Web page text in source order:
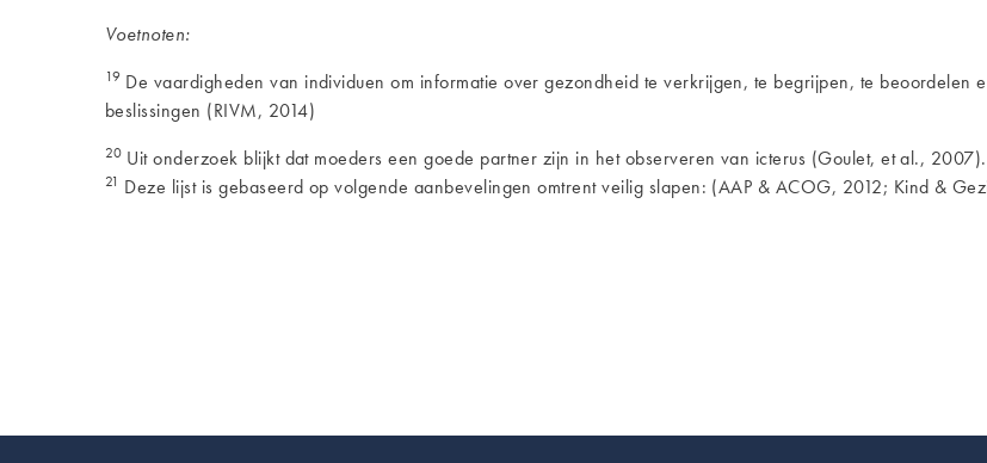
Voetnoten:
19 De vaardigheden van individuen om informatie over gezondheid te verkrijgen, te begrijpen, te beoordelen
beslissingen (RIVM, 2014)
20 Uit onderzoek blijkt dat moeders een goede partner zijn in het observeren van icterus (Goulet, et al., 2007).
21 Deze lijst is gebaseerd op volgende aanbevelingen omtrent veilig slapen: (AAP & ACOG, 2012; Kind &